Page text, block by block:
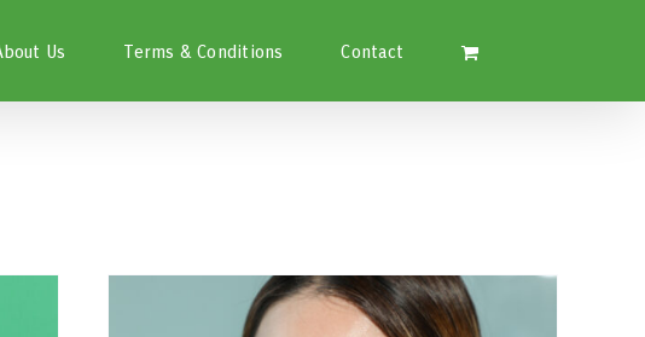
Us Terms & Conditions Contact